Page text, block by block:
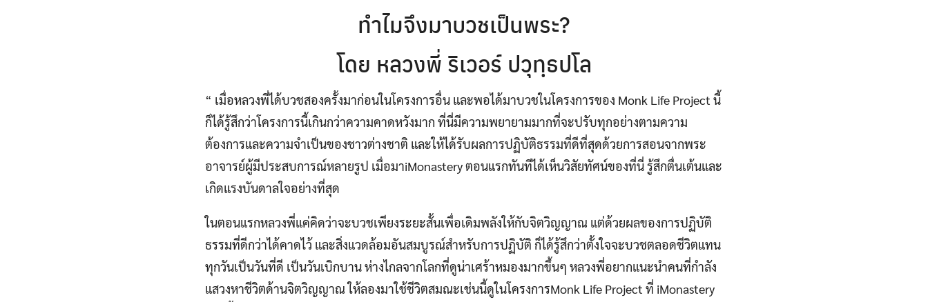
ทำไมจึงมาบวชเป็นพระ?
โดย หลวงพี่ ริเวอร์ ปวุทฺธปโล
“ เมื่อหลวงพี่ได้บวชสองครั้งมาก่อนในโครงการอื่น และพอได้มาบวชในโครงการของ Monk Life Project นี้
ก็ได้รู้สึกว่าโครงการนี้เกินกว่าความคาดหวังมาก ที่นี่มีความพยายามมากที่จะปรับทุกอย่างตามความ
ต้องการและความจำเป็นของชาวต่างชาติ และให้ได้รับผลการปฏิบัติธรรมที่ดีที่สุดด้วยการสอนจากพระ
อาจารย์ผู้มีประสบการณ์หลายรูป เมื่อมาiMonastery ตอนแรกทันทีได้เห็นวิสัยทัศน์ของที่นี่ รู้สึกตื่นเต้นและ
เกิดแรงบันดาลใจอย่างที่สุด
ในตอนแรกหลวงพี่แค่คิดว่าจะบวชเพียงระยะสั้นเพื่อเดิมพลังให้กับจิตวิญญาณ แต่ด้วยผลของการปฏิบัติ
ธรรมที่ดีกว่าได้คาดไว้ และสิ่งแวดล้อมอันสมบูรณ์สำหรับการปฏิบัติ ก็ได้รู้สึกว่าตั้งใจจะบวชตลอดชีวิตแทน
ทุกวันเป็นวันที่ดี เป็นวันเบิกบาน ห่างไกลจากโลกที่ดูน่าเศร้าหมองมากขึ้นๆ หลวงพี่อยากแนะนำคนที่กำลัง
แสวงหาชีวิตด้านจิตวิญญาณ ให้ลองมาใช้ชีวิตสมณะเช่นนี้ดูในโครงการMonk Life Project ที่ iMonastery